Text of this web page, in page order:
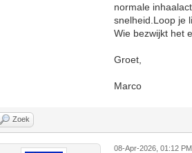
normale
snelheid.Loop je
Wie bezwijkt het
Groet,
Marco
Zoek
08-Apr-2026, 01:12 PM